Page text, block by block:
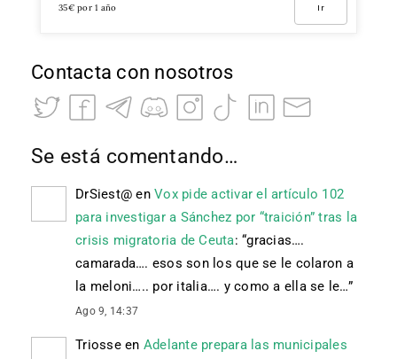
35€ por 1 año Ir
Contacta con nosotros
Se está comentando…
DrSiest@ en Vox pide activar el artículo 102
para investigar a Sánchez por “traición” tras la
crisis migratoria de Ceuta: “gracias….
camarada…. esos son los que se le colaron a
la meloni….. por italia…. y como a ella se le…”
Ago 9, 14:37
Triosseen Adelante prepara las municipales